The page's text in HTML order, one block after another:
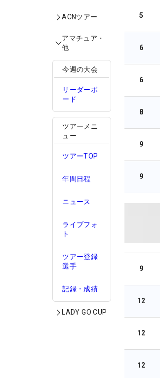
ACNツアー
アマチュア・
他
今週の大会
リーダーボ
ード
ツアーメニ
ュー
ツアーTOP
年間日程
ニュース
ライブフォ
ト
ツアー登録
選手
記録・成績
LADY GO CUP
5
6
6
8
9
9
9
12
12
12